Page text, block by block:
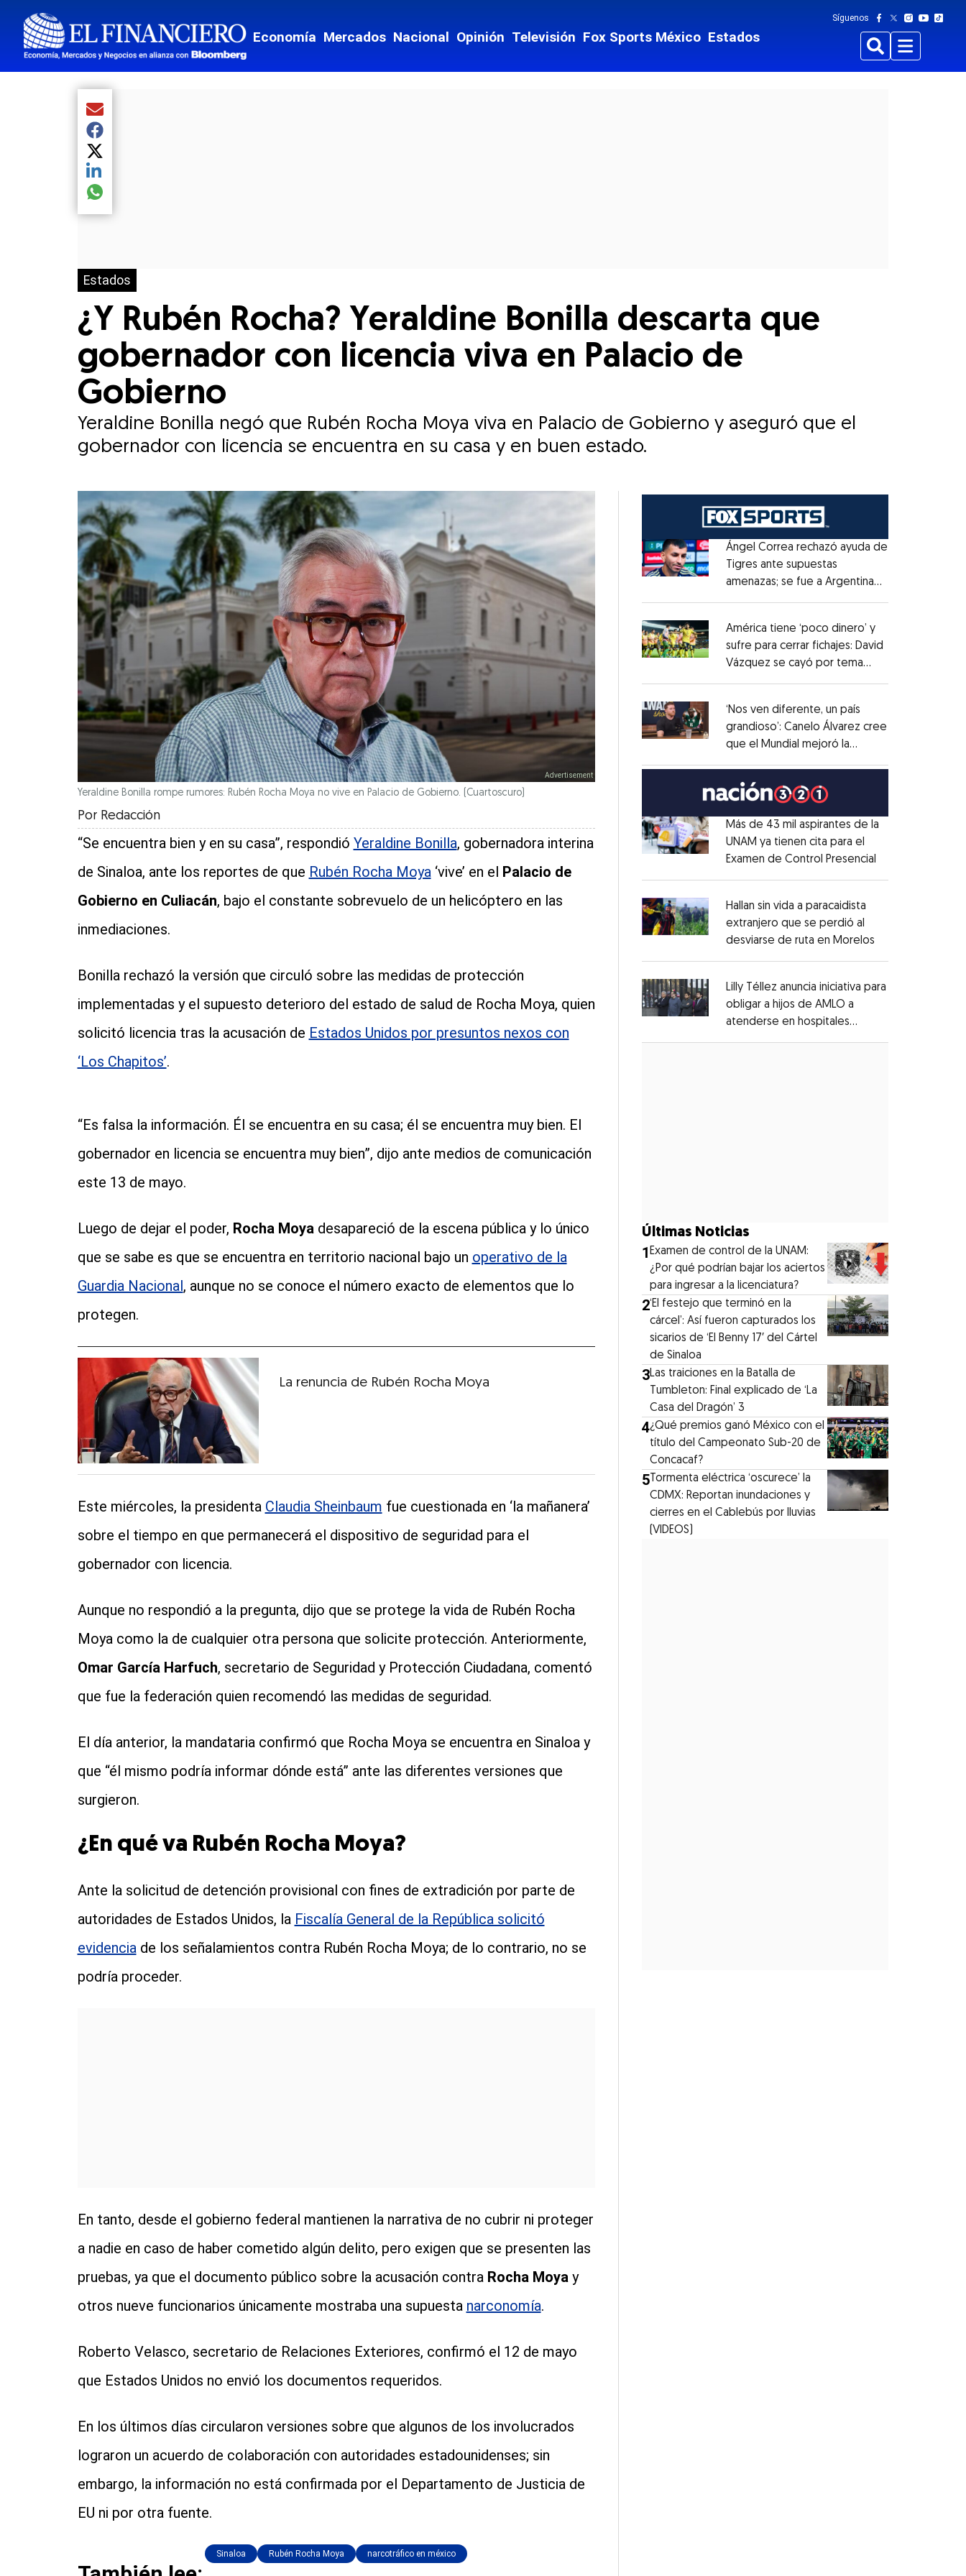
Economía Mercados Nacional Opinión Televisión Fox Sports México Estados
Síguenos
BuscarMenu
Estados
¿Y Rubén Rocha? Yeraldine Bonilla descarta que
gobernador con licencia viva en Palacio de
Gobierno
Yeraldine Bonilla negó que Rubén Rocha Moya viva en Palacio de Gobierno y aseguró que el
gobernador con licencia se encuentra en su casa y en buen estado.
Compartir el artículo actual mediante Email
Compartir el artículo actual mediante Facebook
Compartir el artículo actual mediante Twitter
Compartir el artículo actual mediante LinkedIn
Compartir el artículo actual mediante global.social-whatsapp
Yeraldine Bonilla rompe rumores: Rubén Rocha Moya no vive en Palacio de Gobierno. (Cuartoscuro)
Por Redacción
“Se encuentra bien y en su casa”, respondió Yeraldine Bonilla, gobernadora interina
de Sinaloa, ante los reportes de que Rubén Rocha Moya‘vive’ en el Palacio de
Gobierno en Culiacán, bajo el constante sobrevuelo de un helicóptero en las
inmediaciones.
Bonilla rechazó la versión que circuló sobre las medidas de protección
implementadas y el supuesto deterioro del estado de salud de Rocha Moya, quien
solicitó licencia tras la acusación de Estados Unidos por presuntos nexos con
‘Los Chapitos’.
“Es falsa la información. Él se encuentra en su casa; él se encuentra muy bien. El
gobernador en licencia se encuentra muy bien”, dijo ante medios de comunicación
este 13 de mayo.
Luego de dejar el poder, Rocha Moyadesapareció de la escena pública y lo único
que se sabe es que se encuentra en territorio nacional bajo un operativo de la
Guardia Nacional, aunque no se conoce el número exacto de elementos que lo
protegen.
La renuncia de Rubén Rocha Moya
Este miércoles, la presidenta Claudia Sheinbaum fue cuestionada en ‘la mañanera’
sobre el tiempo en que permanecerá el dispositivo de seguridad para el
gobernador con licencia.
Aunque no respondió a la pregunta, dijo que se protege la vida de Rubén Rocha
Moya como la de cualquier otra persona que solicite protección. Anteriormente,
Omar García Harfuch, secretario de Seguridad y Protección Ciudadana, comentó
que fue la federación quien recomendó las medidas de seguridad.
El día anterior, la mandataria confirmó que Rocha Moya se encuentra en Sinaloa y
que “él mismo podría informar dónde está” ante las diferentes versiones que
surgieron.
¿En qué va Rubén Rocha Moya?
Ante la solicitud de detención provisional con fines de extradición por parte de
autoridades de Estados Unidos, la Fiscalía General de la República solicitó
evidenciade los señalamientos contra Rubén Rocha Moya; de lo contrario, no se
podría proceder.
En tanto, desde el gobierno federal mantienen la narrativa de no cubrir ni proteger
a nadie en caso de haber cometido algún delito, pero exigen que se presenten las
pruebas, ya que el documento público sobre la acusación contra Rocha Moyay
otros nueve funcionarios únicamente mostraba una supuesta narconomía.
Roberto Velasco, secretario de Relaciones Exteriores, confirmó el 12 de mayo
que Estados Unidos no envió los documentos requeridos.
En los últimos días circularon versiones sobre que algunos de los involucrados
lograron un acuerdo de colaboración con autoridades estadounidenses; sin
embargo, la información no está confirmada por el Departamento de Justicia de
EU ni por otra fuente.
Sinaloa Rubén Rocha Moya narcotráfico en méxico
Opens in new window
Ángel Correa rechazó ayuda de
Tigres ante supuestas
amenazas; se fue a Argentina
Opens in new window
América tiene ‘poco dinero’ y
sufre para cerrar fichajes: David
Vázquez se cayó por tema
Opens in new window
‘Nos ven diferente, un país
grandioso’: Canelo Álvarez cree
que el Mundial mejoró la
Opens in new window
Más de 43 mil aspirantes de la
UNAM ya tienen cita para el
Examen de Control Presencial
Opens in new window
Hallan sin vida a paracaidista
extranjero que se perdió al
desviarse de ruta en Morelos
Opens in new window
Lilly Téllez anuncia iniciativa para
obligar a hijos de AMLO a
atenderse en hospitales
Últimas Noticias
1Examen de control de la UNAM:
¿Por qué podrían bajar los aciertos
para ingresar a la licenciatura?
2‘El festejo que terminó en la
cárcel’: Así fueron capturados los
sicarios de ‘El Benny 17′ del Cártel
de Sinaloa
3Las traiciones en la Batalla de
Tumbleton: Final explicado de ‘La
Casa del Dragón’ 3
4¿Qué premios ganó México con el
título del Campeonato Sub-20 de
Concacaf?
5 Tormenta eléctrica ‘oscurece’ la
CDMX: Reportan inundaciones y
cierres en el Cablebús por lluvias
(VIDEOS)